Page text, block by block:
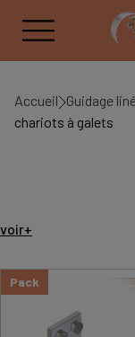
Accueil Guidage
chariots à galets
voir+
Pack